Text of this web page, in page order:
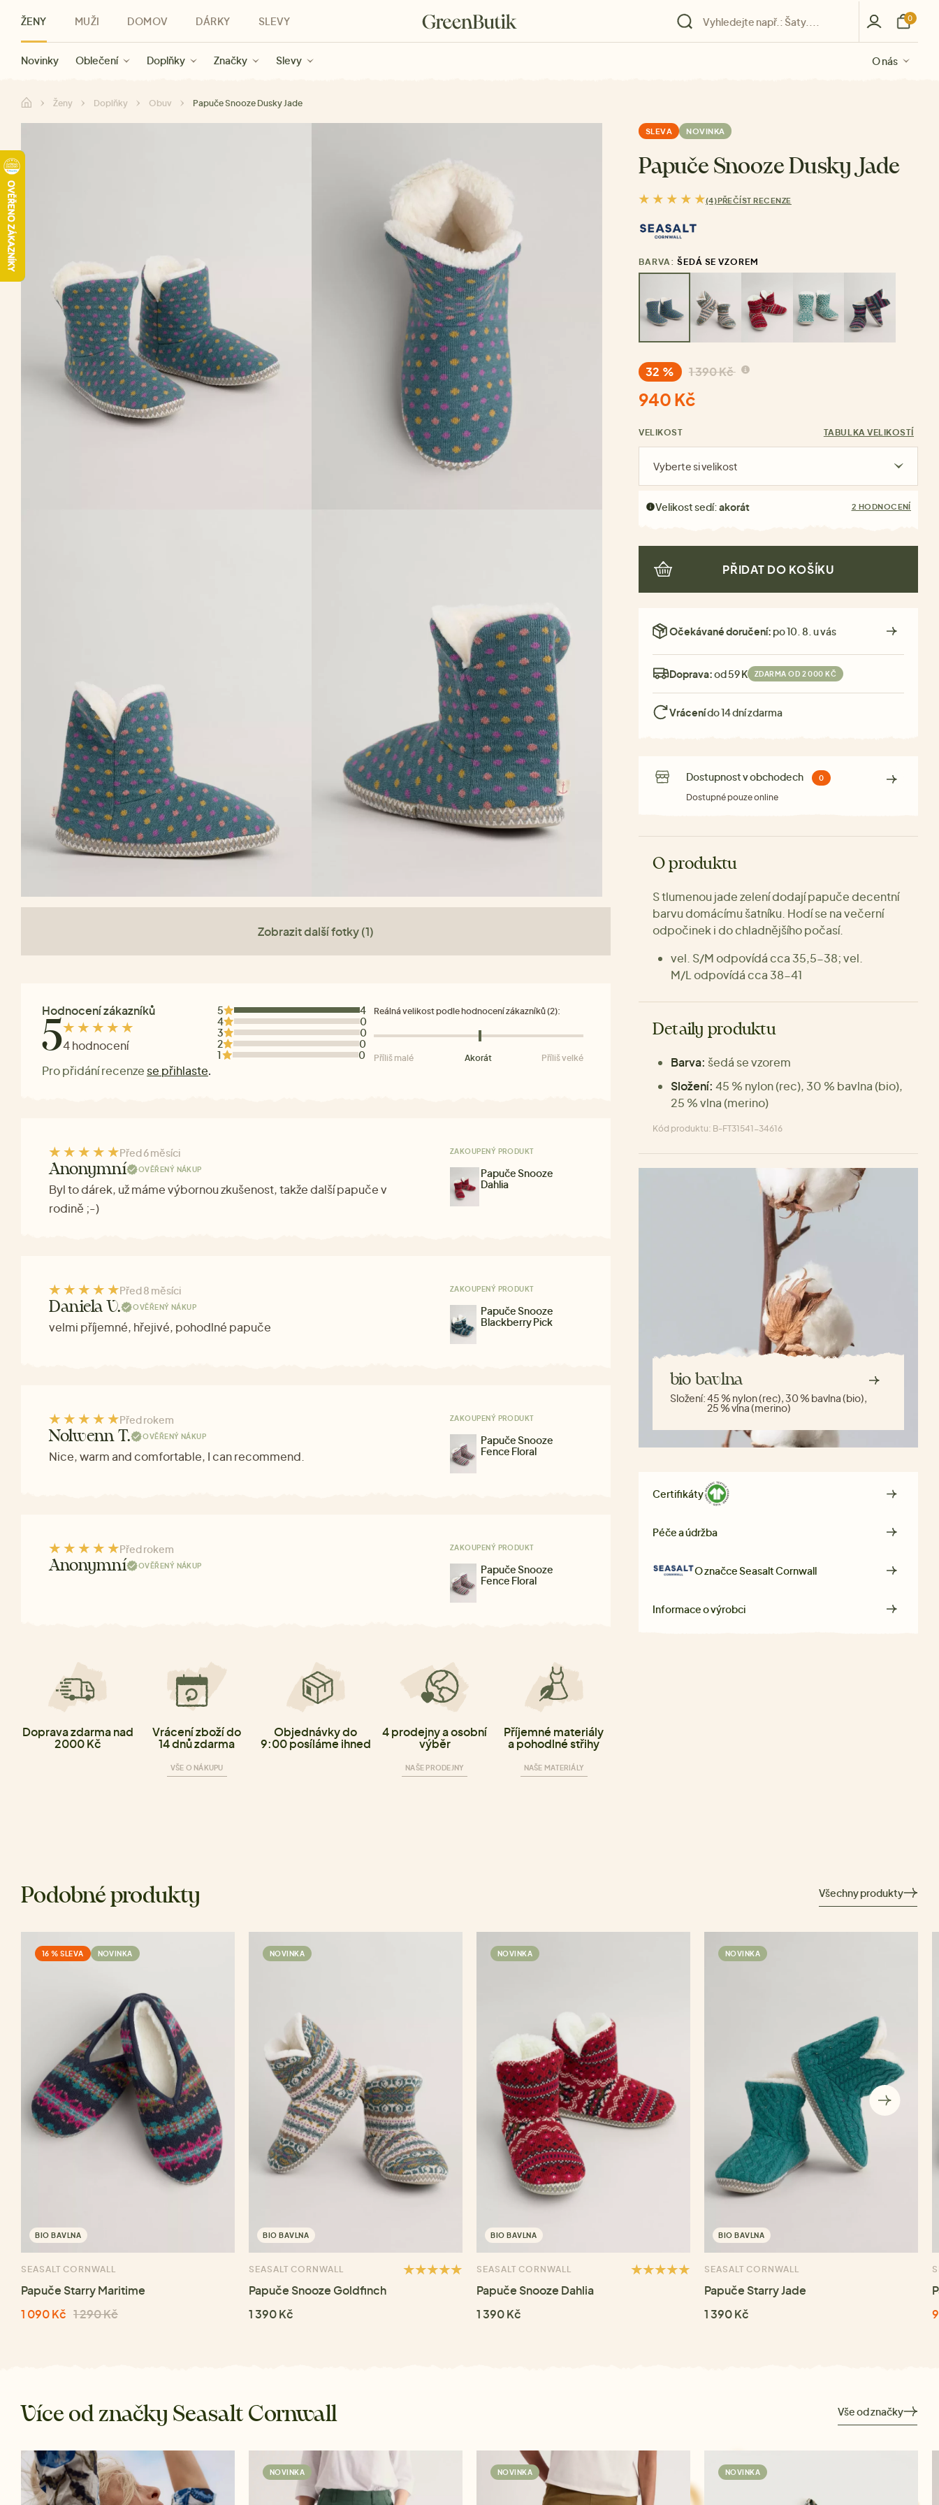
ŽENY
Novinky Oblečení Doplňky Značky Slevy O nás
MUŽI
Novinky Oblečení Značky Slevy O nás
DOMOV
Kategorie Značky Slevy O nás
DÁRKY
Pro ženy Pro muže Pro děti Pro všechny Dárkové poukazy O nás
SLEVY
Slevy ženy Slevy muži O nás
0
Ženy Doplňky Obuv Papuče Snooze Dusky Jade
Zobrazit další fotky (1)
Hodnocení zákazníků
54 hodnocení
Pro přidání recenze se přihlaste.
5
4
4
0
3
0
2
0
1
0
Reálná velikost podle hodnocení zákazníků (2):
Příliš malé Akorát Příliš velké
Před 6 měsíci
Anonymní OVĚŘENÝ NÁKUP
Byl to dárek, už máme výbornou zkušenost, takže další papuče v
rodině ;-)
ZAKOUPENÝ PRODUKT
Papuče Snooze
Dahlia
Před 8 měsíci
Daniela V. OVĚŘENÝ NÁKUP
velmi příjemné, hřejivé, pohodlné papuče
ZAKOUPENÝ PRODUKT
Papuče Snooze
Blackberry Pick
Před rokem
Nolwenn T. OVĚŘENÝ NÁKUP
Nice, warm and comfortable, I can recommend.
ZAKOUPENÝ PRODUKT
Papuče Snooze
Fence Floral
Před rokem
Anonymní OVĚŘENÝ NÁKUP
ZAKOUPENÝ PRODUKT
Papuče Snooze
Fence Floral
Doprava zdarma nad
2000 Kč
Vrácení zboží do
14 dnů zdarma
VŠE O NÁKUPU
Objednávky do
9:00 posíláme ihned
4 prodejny a osobní
výběr
NAŠE PRODEJNY
Příjemné materiály
a pohodlné střihy
NAŠE MATERIÁLY
SLEVA NOVINKA
Papuče Snooze Dusky Jade
(4)PŘEČÍST RECENZE
BARVA: ŠEDÁ SE VZOREM
32 % 1 390 Kč
940 Kč
VELIKOST TABULKA VELIKOSTÍ
Vyberte si velikost
Velikost sedí:akorát 2 HODNOCENÍ
PŘIDAT DO KOŠÍKU
Očekávané doručení: po 10. 8. u vás
Doprava:od 59 Kč ZDARMA OD 2 000 KČ
Vrácenído 14 dní zdarma
Dostupnost v obchodech 0
Dostupné pouze online
O produktu
S tlumenou jade zelení dodají papuče decentní
barvu domácímu šatníku. Hodí se na večerní
odpočinek i do chladnějšího počasí.
vel. S/M odpovídá cca 35,5-38; vel.
M/L odpovídá cca 38-41
Detaily produktu
Barva: šedá se vzorem
Složení: 45 % nylon (rec), 30 % bavlna (bio),
25 % vlna (merino)
Kód produktu: B-FT31541-34616
bio bavlna
Složení:45 % nylon (rec), 30 % bavlna (bio),
25 % vlna (merino)
Certifikáty
Péče a údržba
O značceSeasalt Cornwall
Informace o výrobci
Podobné produkty Všechny produkty
16 % SLEVA NOVINKA
BIO BAVLNA
SEASALT CORNWALL
Papuče Starry Maritime
1 090 Kč 1 290 Kč
NOVINKA
BIO BAVLNA
SEASALT CORNWALL
Papuče Snooze Goldfinch
1 390 Kč
NOVINKA
BIO BAVLNA
SEASALT CORNWALL
Papuče Snooze Dahlia
1 390 Kč
NOVINKA
BIO BAVLNA
SEASALT CORNWALL
Papuče Starry Jade
1 390 Kč
Více od značky Seasalt Cornwall Vše od značky
NOVINKA NOVINKA NOVINKA